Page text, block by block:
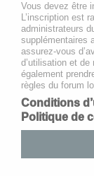
Vous devez être
L’inscription est
administrateurs
supplémentaires
assurez-vous
d’utilisation et
également
règles du forum
Conditions
Politique de